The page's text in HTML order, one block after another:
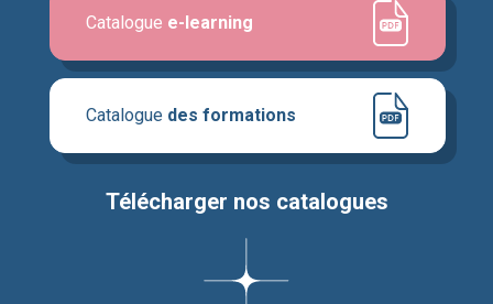
Télécharger nos catalogues
Catalogue des formations
Catalogue e-learning